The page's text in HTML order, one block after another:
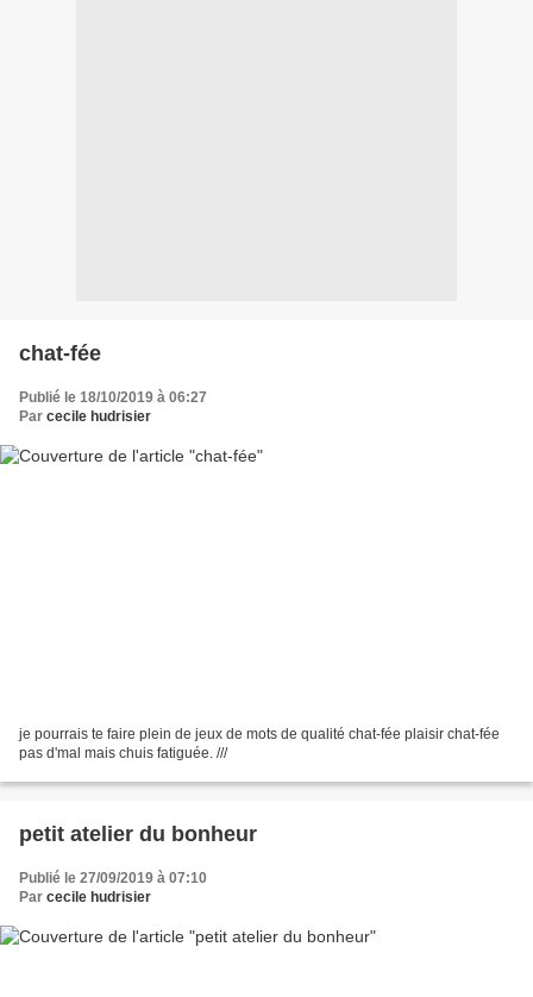
chat-fée
Publié le 18/10/2019 à 06:27
Par cecile hudrisier
je pourrais te faire plein de jeux de mots de qualité chat-fée plaisir chat-fée
pas d'mal mais chuis fatiguée. ///
petit atelier du bonheur
Publié le 27/09/2019 à 07:10
Par cecile hudrisier